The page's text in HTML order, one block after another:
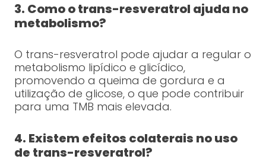
3. Como o trans-resveratrol ajuda no
metabolismo?
O trans-resveratrol pode ajudar a regular o
metabolismo lipídico e glicídico,
promovendo a queima de gordura e a
utilização de glicose, o que pode contribuir
para uma TMB mais elevada.
4. Existem efeitos colaterais no uso
de trans-resveratrol?